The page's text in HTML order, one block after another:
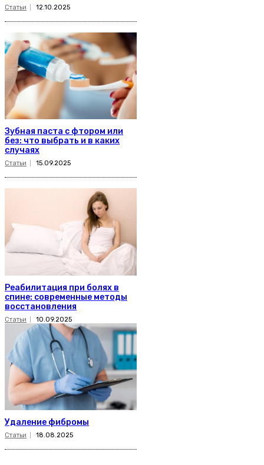
Статьи 12.10.2025
Зубная паста с фтором или
без: что выбрать и в каких
случаях
Статьи 15.09.2025
Реабилитация при болях в
спине: современные методы
восстановления
Статьи 10.09.2025
Удаление фибромы
Статьи 18.08.2025